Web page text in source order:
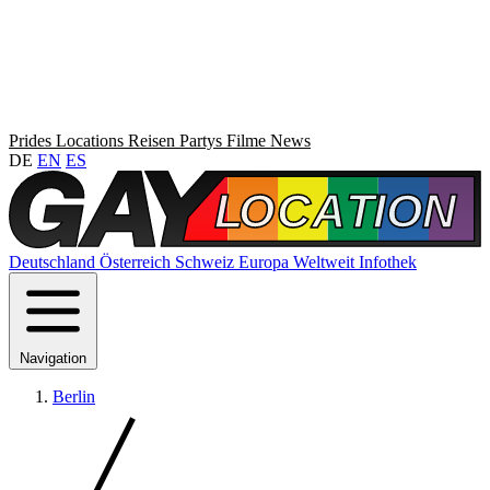
Prides Locations Reisen Partys Filme News
DE EN ES
Deutschland Österreich Schweiz Europa Weltweit Infothek
Navigation
Berlin